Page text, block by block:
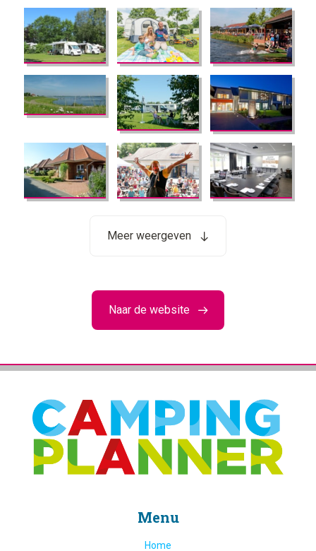
Meer weergeven
Naar de website
Menu
Home